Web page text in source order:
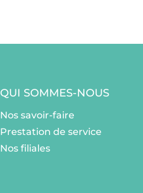
QUI SOMMES-NOUS
Nos savoir-faire
Prestation de service
Nos filiales